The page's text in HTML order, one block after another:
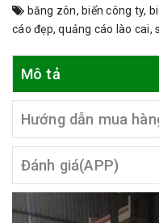
băng zôn, biển công ty,
cáo đẹp,quảng cáo lào cai,
Mô tả
Hướng dẫn mua
Đánh giá(APP)